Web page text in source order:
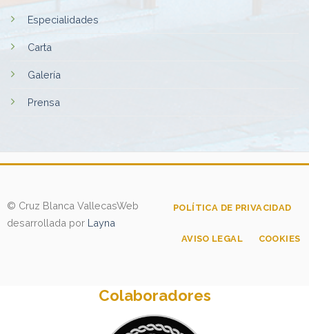
Especialidades
Carta
Galería
Prensa
© Cruz Blanca VallecasWeb
desarrollada por Layna
POLÍTICA DE PRIVACIDAD
AVISO LEGAL COOKIES
Colaboradores